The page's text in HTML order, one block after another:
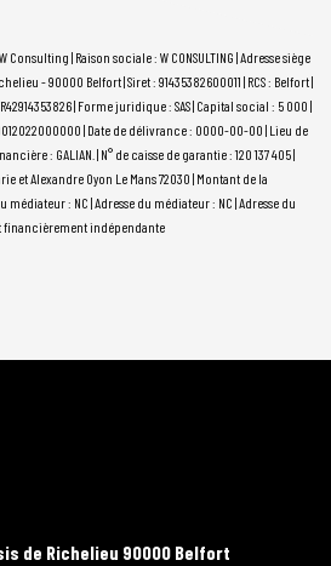
| Raison sociale : W CONSULTING | Adresse siège
- 90000 Belfort | Siret : 91435382600011 | RCS : Belfort |
| Forme juridique : SAS | Capital social : 5 000 |
| Date de délivrance : 0000-00-00 | Lieu de
: GALIAN. | N° de caisse de garantie : 120 137 405 |
et Alexandre Oyon Le Mans 72030 | Montant de la
: NC | Adresse du médiateur : NC | Adresse du
indépendante
de Richelieu 90000 Belfort